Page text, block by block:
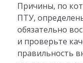
Причины, по
ПТУ,
обязательно
и проверьте
правильность